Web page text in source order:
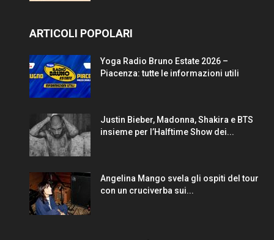
ARTICOLI POPOLARI
Yoga Radio Bruno Estate 2026 –
Piacenza: tutte le informazioni utili
Justin Bieber, Madonna, Shakira e BTS
insieme per l’Halftime Show dei...
Angelina Mango svela gli ospiti del tour
con un cruciverba sui...